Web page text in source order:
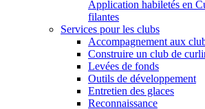
Application habiletés en
filantes
Services pour les clubs
Accompagnement aux
Construire un club de
Levées de fonds
Outils de développement
Entretien des glaces
Reconnaissance